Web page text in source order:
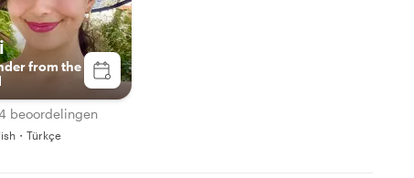
from the
beoordelingen
・Türkçe